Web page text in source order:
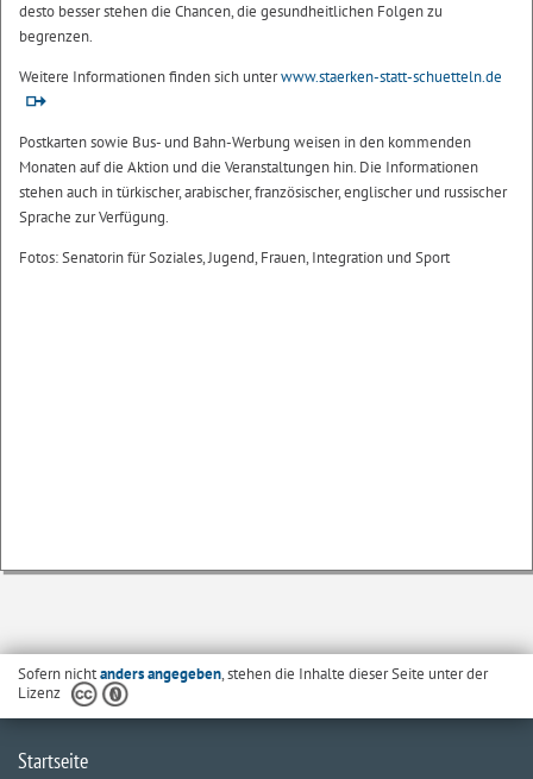
desto besser stehen die Chancen, die gesundheitlichen Folgen zu
begrenzen.
Weitere Informationen finden sich unterwww.staerken-statt-schuetteln.de
Postkarten sowie Bus- und Bahn-Werbung weisen in den kommenden
Monaten auf die Aktion und die Veranstaltungen hin. Die Informationen
stehen auch in türkischer, arabischer, französischer, englischer und russischer
Sprache zur Verfügung.
Fotos: Senatorin für Soziales, Jugend, Frauen, Integration und Sport
Sofern nichtanders angegeben, stehen die Inhalte dieser Seite unter der
Lizenz
Startseite